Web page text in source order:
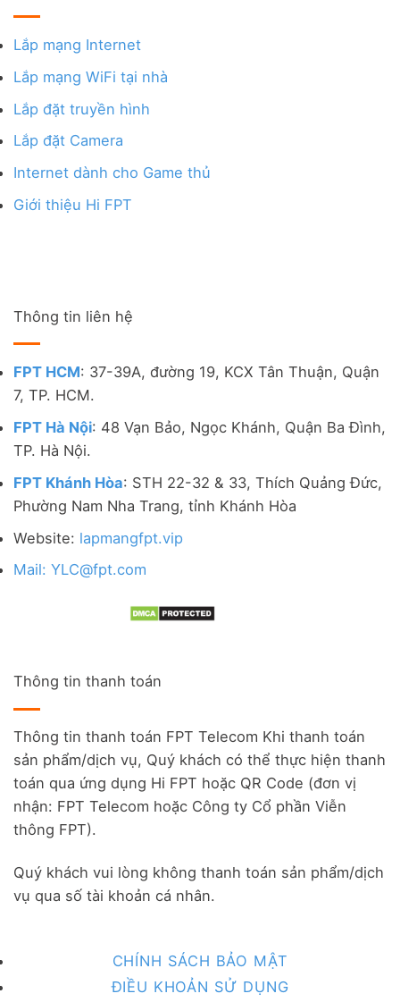
Lắp mạng Internet
Lắp mạng WiFi tại nhà
Lắp đặt truyền hình
Lắp đặt Camera
Internet dành cho Game thủ
Giới thiệu Hi FPT
Thông tin liên hệ
FPT HCM: 37-39A, đường 19, KCX Tân Thuận, Quận
7, TP. HCM.
FPT Hà Nội: 48 Vạn Bảo, Ngọc Khánh, Quận Ba Đình,
TP. Hà Nội.
FPT Khánh Hòa: STH 22-32 & 33, Thích Quảng Đức,
Phường Nam Nha Trang, tỉnh Khánh Hòa
Website: lapmangfpt.vip
Mail: YLC@fpt.com
Thông tin thanh toán
Thông tin thanh toán FPT Telecom Khi thanh toán
sản phẩm/dịch vụ, Quý khách có thể thực hiện thanh
toán qua ứng dụng Hi FPT hoặc QR Code (đơn vị
nhận: FPT Telecom hoặc Công ty Cổ phần Viễn
thông FPT).
Quý khách vui lòng không thanh toán sản phẩm/dịch
vụ qua số tài khoản cá nhân.
CHÍNH SÁCH BẢO MẬT
ĐIỀU KHOẢN SỬ DỤNG